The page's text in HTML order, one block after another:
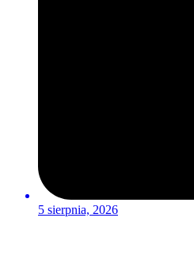
5 sierpnia, 2026